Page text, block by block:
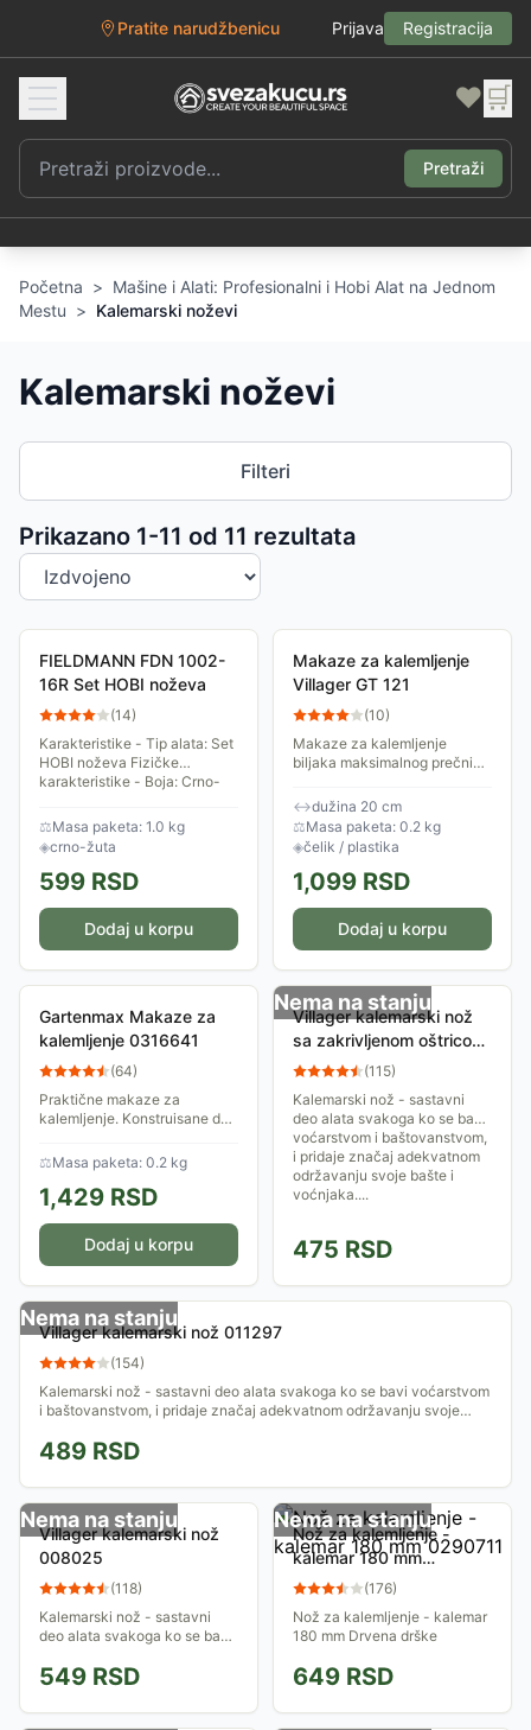
Pratite narudžbenicu Prijava Registracija
❤️ 🛒
Pretraži
Početna > Mašine i Alati: Profesionalni i Hobi Alat na Jednom
Mestu > Kalemarski noževi
Kalemarski noževi
Filteri
Prikazano 1-11 od 11 rezultata
Sortiranje proizvoda
FIELDMANN FDN 1002-
16R Set HOBI noževa
(14)
Karakteristike - Tip alata: Set
HOBI noževa Fizičke
karakteristike - Boja: Crno-
igle Ostalo: Ergonomska
ručka,Magnetski...
⚖Masa paketa: 1.0 kg
◈crno-žuta
599 RSD
Dodaj u korpu
Makaze za kalemljenje
Villager GT 121
(10)
Makaze za kalemljenje
biljaka maksimalnog prečnika
↔dužina 20 cm
⚖Masa paketa: 0.2 kg
◈čelik / plastika
1,099 RSD
Dodaj u korpu
Gartenmax Makaze za
kalemljenje 0316641
(64)
Praktične makaze za
kalemljenje. Konstruisane da
kalemljenoj grani.
⚖Masa paketa: 0.2 kg
1,429 RSD
Dodaj u korpu
Nema na stanju
Villager kalemarski nož
sa zakrivljenom oštricom
011299
(115)
Kalemarski nož - sastavni
deo alata svakoga ko se bavi
voćarstvom i baštovanstvom,
i pridaje značaj adekvatnom
održavanju svoje bašte i
voćnjaka....
475 RSD
Nema na stanju
Villager kalemarski nož 011297
(154)
Kalemarski nož - sastavni deo alata svakoga ko se bavi voćarstvom
i baštovanstvom, i pridaje značaj adekvatnom održavanju svoje
489 RSD
Nema na stanju
Villager kalemarski nož
008025
(118)
Kalemarski nož - sastavni
deo alata svakoga ko se bavi
i pridaje značaj adekvatnom
voćnjaka....
549 RSD
Nema na stanju
Nož za kalemljenje -
kalemar 180 mm
0290711 (176)
Nož za kalemljenje - kalemar
180 mm Drvena drške
649 RSD